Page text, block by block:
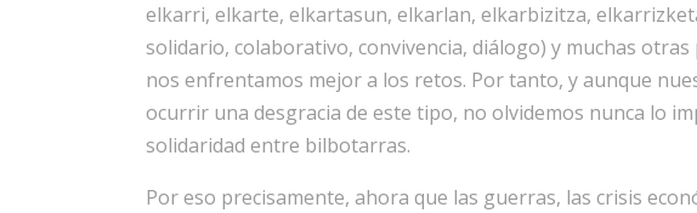
elkarri, elkarte, elkartasun, elkarlan, elkarbizitza,
solidario, colaborativo, convivencia, diálogo) y muchas
nos enfrentamos mejor a los retos. Por tanto, y aunque
ocurrir una desgracia de este tipo, no olvidemos nunca lo
solidaridad entre bilbotarras.
Por eso precisamente, ahora que las guerras, las crisis